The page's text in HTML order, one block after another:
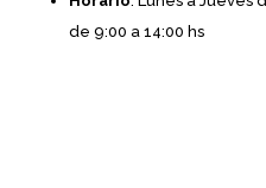
de 9:00 a 14:00 hs